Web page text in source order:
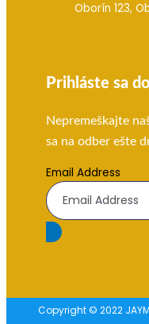
Oborín 123,
Prihláste sa
Nepremeškajte
sa na odber ešte
Email Address
Copyright © 2022